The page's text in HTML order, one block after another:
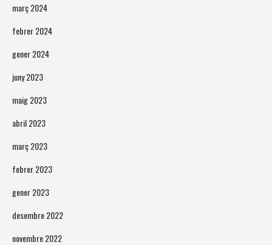
març 2024
febrer 2024
gener 2024
juny 2023
maig 2023
abril 2023
març 2023
febrer 2023
gener 2023
desembre 2022
novembre 2022